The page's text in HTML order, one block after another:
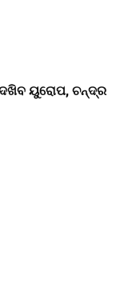
ୟୁରୋପ, ଚନ୍ଦ୍ର